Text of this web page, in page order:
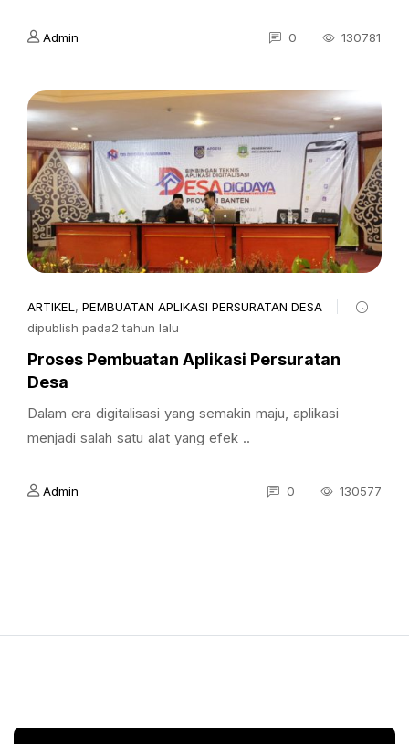
Admin 0 130781
ARTIKEL , PEMBUATAN APLIKASI PERSURATAN DESA
dipublish pada2 tahun lalu
Proses Pembuatan Aplikasi Persuratan
Desa
Dalam era digitalisasi yang semakin maju, aplikasi
menjadi salah satu alat yang efek ..
Admin 0 130577